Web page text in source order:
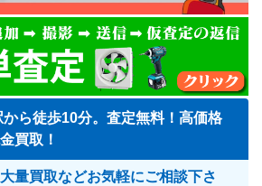
ら徒歩10分。査定無料！高価格
買取！
量買取などお気軽にご相談下さ